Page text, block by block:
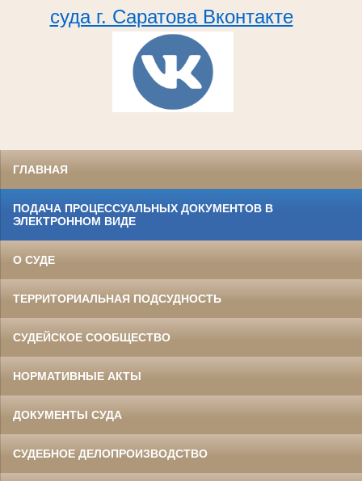
суда г. Саратова Вконтакте
ГЛАВНАЯ
ПОДАЧА ПРОЦЕССУАЛЬНЫХ ДОКУМЕНТОВ В
ЭЛЕКТРОННОМ ВИДЕ
О СУДЕ
ТЕРРИТОРИАЛЬНАЯ ПОДСУДНОСТЬ
СУДЕЙСКОЕ СООБЩЕСТВО
НОРМАТИВНЫЕ АКТЫ
ДОКУМЕНТЫ СУДА
СУДЕБНОЕ ДЕЛОПРОИЗВОДСТВО